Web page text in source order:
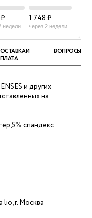
недели
1 748 ₽
через 2 недели
И
ВОПРОСЫ
и других
на
спандекс
г. Москва